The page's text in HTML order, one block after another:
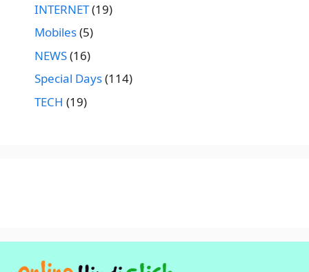
INTERNET(19)
Mobiles(5)
NEWS(16)
Special Days(114)
TECH (19)